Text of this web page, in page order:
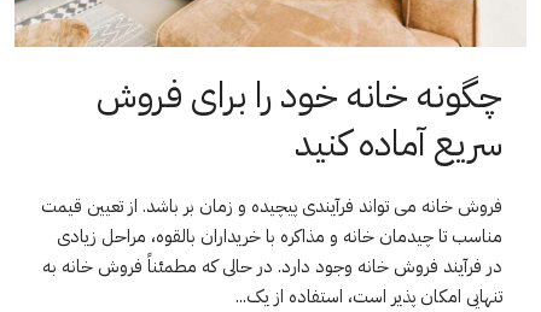
چگونه خانه خود را برای فروش
سریع آماده کنید
فروش خانه می تواند فرآیندی پیچیده و زمان بر باشد. از تعیین قیمت
مناسب تا چیدمان خانه و مذاکره با خریداران بالقوه، مراحل زیادی
در فرآیند فروش خانه وجود دارد. در حالی که مطمئناً فروش خانه به
تنهایی امکان پذیر است، استفاده از یک...